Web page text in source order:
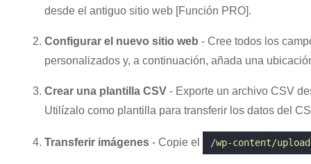
desde el antiguo sitio web [Función PRO].
Configurar el nuevo sitio web - Cree todos los
personalizados y, a continuación, añada una
Crear una plantilla CSV - Exporte un archivo CSV
Utilízalo como plantilla para transferir los datos del
Transferir imágenes - Copie el /wp-content/